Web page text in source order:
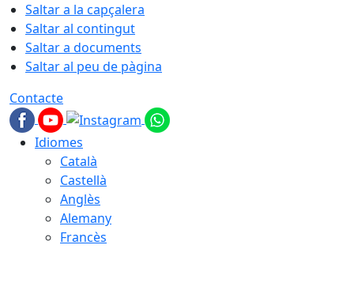
Saltar a la capçalera
Saltar al contingut
Saltar a documents
Saltar al peu de pàgina
Contacte
Idiomes
Català
Castellà
Anglès
Alemany
Francès